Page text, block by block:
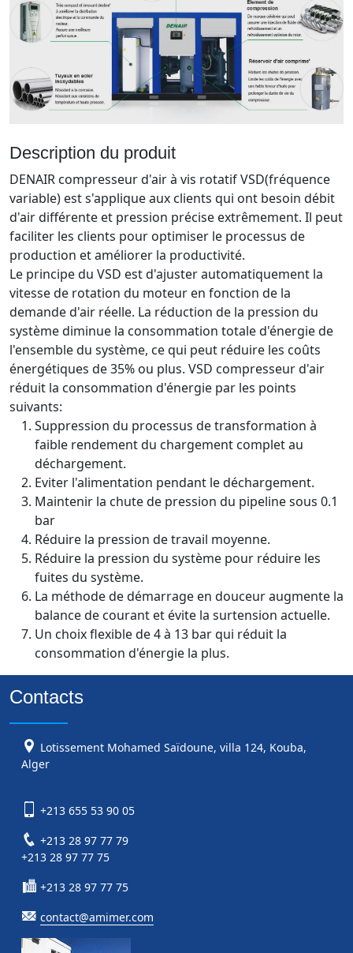
Description du produit
DENAIR compresseur d'air à vis rotatif VSD(fréquence
variable) est s'applique aux clients qui ont besoin débit
d'air différente et pression précise extrêmement. Il peut
faciliter les clients pour optimiser le processus de
production et améliorer la productivité.
Le principe du VSD est d'ajuster automatiquement la
vitesse de rotation du moteur en fonction de la
demande d'air réelle. La réduction de la pression du
système diminue la consommation totale d'énergie de
l'ensemble du système, ce qui peut réduire les coûts
énergétiques de 35% ou plus. VSD compresseur d'air
réduit la consommation d'énergie par les points
suivants:
Suppression du processus de transformation à
faible rendement du chargement complet au
déchargement.
Eviter l'alimentation pendant le déchargement.
Maintenir la chute de pression du pipeline sous 0.1
bar
Réduire la pression de travail moyenne.
Réduire la pression du système pour réduire les
fuites du système.
La méthode de démarrage en douceur augmente la
balance de courant et évite la surtension actuelle.
Un choix flexible de 4 à 13 bar qui réduit la
consommation d'énergie la plus.
Contacts
Lotissement Mohamed Saïdoune, villa 124, Kouba,
Alger
+213 655 53 90 05
+213 28 97 77 79
+213 28 97 77 75
+213 28 97 77 75
contact@amimer.com